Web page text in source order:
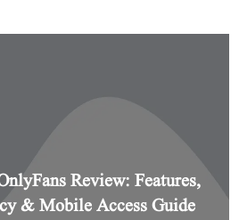
Review: Features,
& Mobile Access Guide